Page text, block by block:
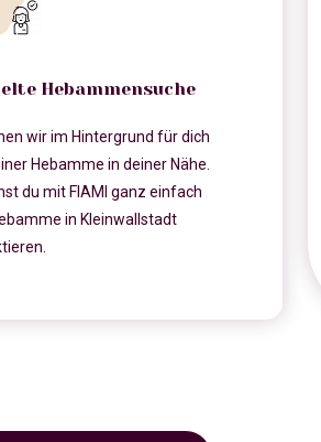
Hebammensuche
wir im Hintergrund für dich
Hebamme in deiner Nähe.
du mit FIAMI ganz einfach
in Kleinwallstadt